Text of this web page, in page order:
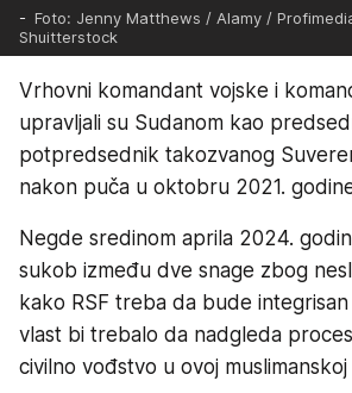
- Foto: Jenny Matthews / Alamy /
Shuitterstock
Vrhovni komandant vojske i
upravljali su Sudanom kao
potpredsednik takozvanog
nakon puča u oktobru 2021.
Negde sredinom aprila 2024.
sukob između dve snage zbog
kako RSF treba da bude
vlast bi trebalo da nadgleda
civilno vođstvo u ovoj muslimanskoj